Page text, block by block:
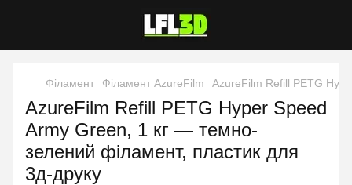
Філамент Філамент AzureFilm AzureFilm Refill PETG
AzureFilm Refill PETG Hyper Speed
Army Green, 1 кг — темно-
зелений філамент, пластик для
3д-друку